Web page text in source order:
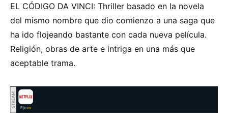
EL CÓDIGO DA VINCI: Thriller basado en la novela
del mismo nombre que dio comienzo a una saga que
ha ido flojeando bastante con cada nueva película.
Religión, obras de arte e intriga en una más que
aceptable trama.